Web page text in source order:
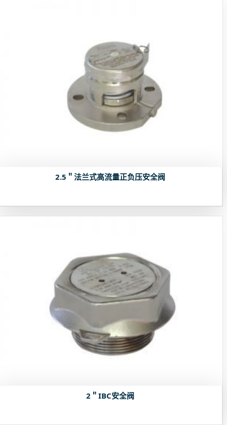
2.5＂法兰式高流量正负压安全阀
2＂IBC安全阀